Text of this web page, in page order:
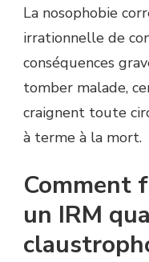
La nosophobie
irrationnelle de
conséquences
tomber malade,
craignent toute
à terme à la mort.
Comment
un IRM